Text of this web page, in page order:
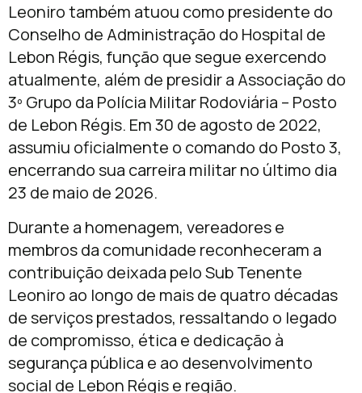
Leoniro também atuou como presidente do
Conselho de Administração do Hospital de
Lebon Régis, função que segue exercendo
atualmente, além de presidir a Associação do
3º Grupo da Polícia Militar Rodoviária – Posto
de Lebon Régis. Em 30 de agosto de 2022,
assumiu oficialmente o comando do Posto 3,
encerrando sua carreira militar no último dia
23 de maio de 2026.
Durante a homenagem, vereadores e
membros da comunidade reconheceram a
contribuição deixada pelo Sub Tenente
Leoniro ao longo de mais de quatro décadas
de serviços prestados, ressaltando o legado
de compromisso, ética e dedicação à
segurança pública e ao desenvolvimento
social de Lebon Régis e região.